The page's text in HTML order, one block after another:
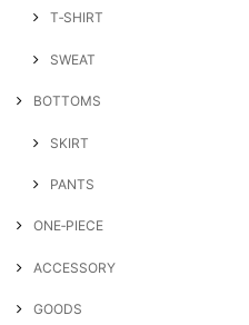
T‐SHIRT
SWEAT
BOTTOMS
SKIRT
PANTS
ONE‐PIECE
ACCESSORY
GOODS